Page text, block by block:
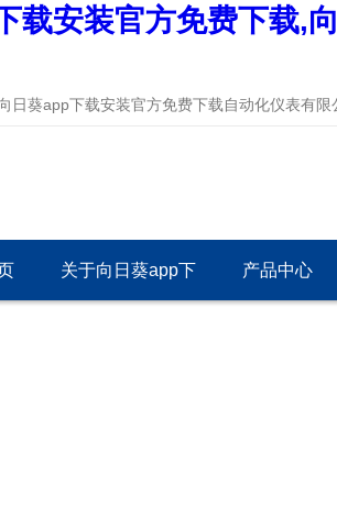
载安装官方免费下载,
日葵app下载安装官方免费下载自动化仪表有限公
关于向日葵app下 产品中心